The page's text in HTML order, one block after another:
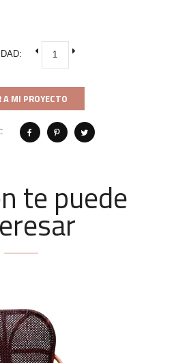
A MI PROYECTO
te puede